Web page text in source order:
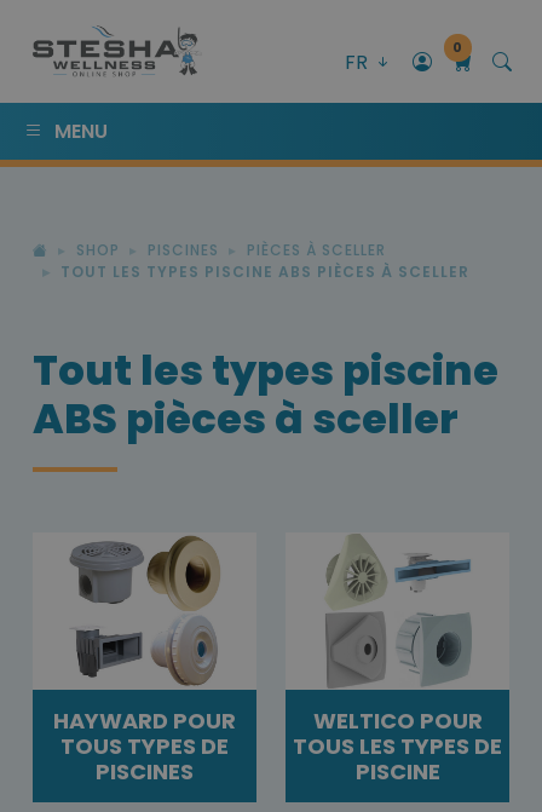
FR
0
MENU
SHOP PISCINES
PIÈCES À SCELLER
TOUT LES TYPES PISCINE ABS PIÈCES À SCELLER
Tout les types piscine
ABS pièces à sceller
HAYWARD POUR
TOUS TYPES DE
PISCINES
WELTICO POUR
TOUS LES TYPES DE
PISCINE